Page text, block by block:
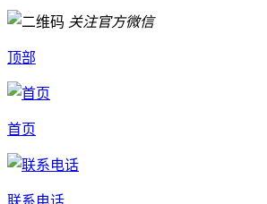
关注官方微信
顶部
首页
联系电话